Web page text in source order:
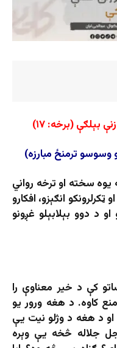
بېلګې (برخه: ۱۷)
ترمنځ مبارزه)
یوه سخته او ترخه رواني
انګېزو، افکارو
د دوو بېلابېلو غږونو
کې د خیر معناوې را
کاوه. د هغه ورور یو
او د هغه د وژلو نیت یې
جلاله څخه يې وېره